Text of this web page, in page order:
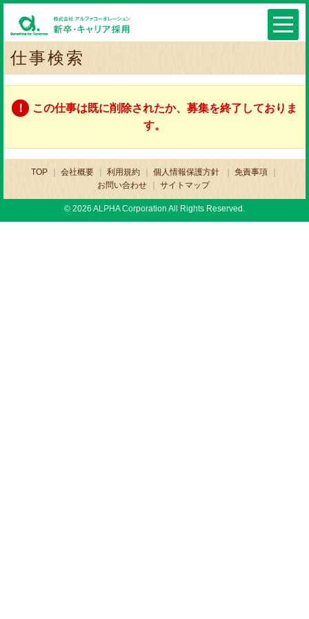
仕事検索
この仕事は既に削除されたか、募集を終了しておりま
す。
TOP 会社概要 利用規約 個人情報保護方針
免責事項
お問い合わせ
サイトマップ
© 2026 ALPHA Corporation All Rights Reserved.